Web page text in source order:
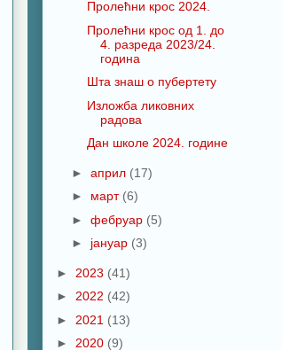
Пролећни крос 2024.
Пролећни крос од 1. до
4. разреда 2023/24.
година
Шта знаш о пубертету
Изложба ликовних
радова
Дан школе 2024. године
► април (17)
► март (6)
► фебруар (5)
► јануар (3)
► 2023 (41)
► 2022 (42)
► 2021 (13)
► 2020 (9)